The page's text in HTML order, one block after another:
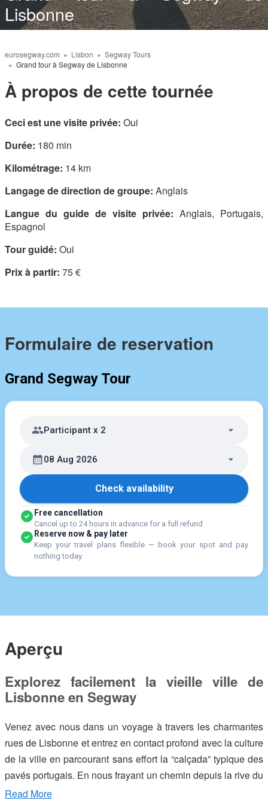
Lisbonne
eurosegway.com » Lisbon » Segway Tours
» Grand tour à Segway de Lisbonne
À propos de cette tournée
Ceci est une visite privée: Oui
Durée: 180 min
Kilométrage: 14 km
Langage de direction de groupe: Anglais
Langue du guide de visite privée: Anglais, Portugais,
Espagnol
Tour guidé: Oui
Prix ​​à partir: 75 €
Formulaire de reservation
Grand Segway Tour
Participant x 2
08 Aug 2026
Check availability
Free cancellation
Cancel up to 24 hours in advance for a full refund
Reserve now & pay later
Keep your travel plans flexible — book your spot and pay
nothing today.
Aperçu
Explorez facilement la vieille ville de
Lisbonne en Segway
Venez avec nous dans un voyage à travers les charmantes
rues de Lisbonne et entrez en contact profond avec la culture
de la ville en parcourant sans effort la “calçada” typique des
pavés portugais. En nous frayant un chemin depuis la rive du
Tage jusqu’au sommet des collines, nous nous immergeons
Read More